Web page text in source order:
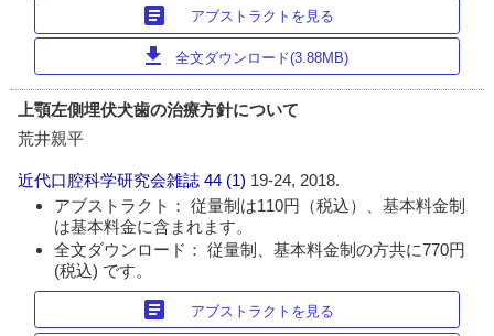
article アブストラクトを見る
download 全文ダウンロード(3.88MB)
上顎左側埋伏犬歯の治療方針について
荒井親平
近代口腔科学研究会雑誌 44 (1) 19-24, 2018.
アブストラクト： 従量制は110円（税込）、基本料金制
は基本料金に含まれます。
全文ダウンロード： 従量制、基本料金制の方共に770円
(税込) です。
article アブストラクトを見る